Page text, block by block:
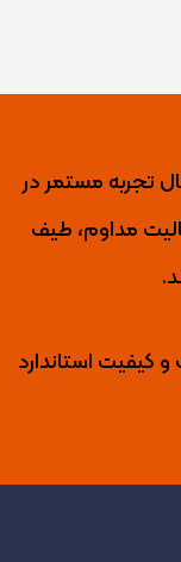
کننده برتر عایق رطوبتی، رنگ نما، رنگ و عایق استخری، انواع لاک و گروت اپوکسی با بیش از 15 سال تجربه مستمر در
فعالیت مداوم، طیف
کیفیت استاندارد